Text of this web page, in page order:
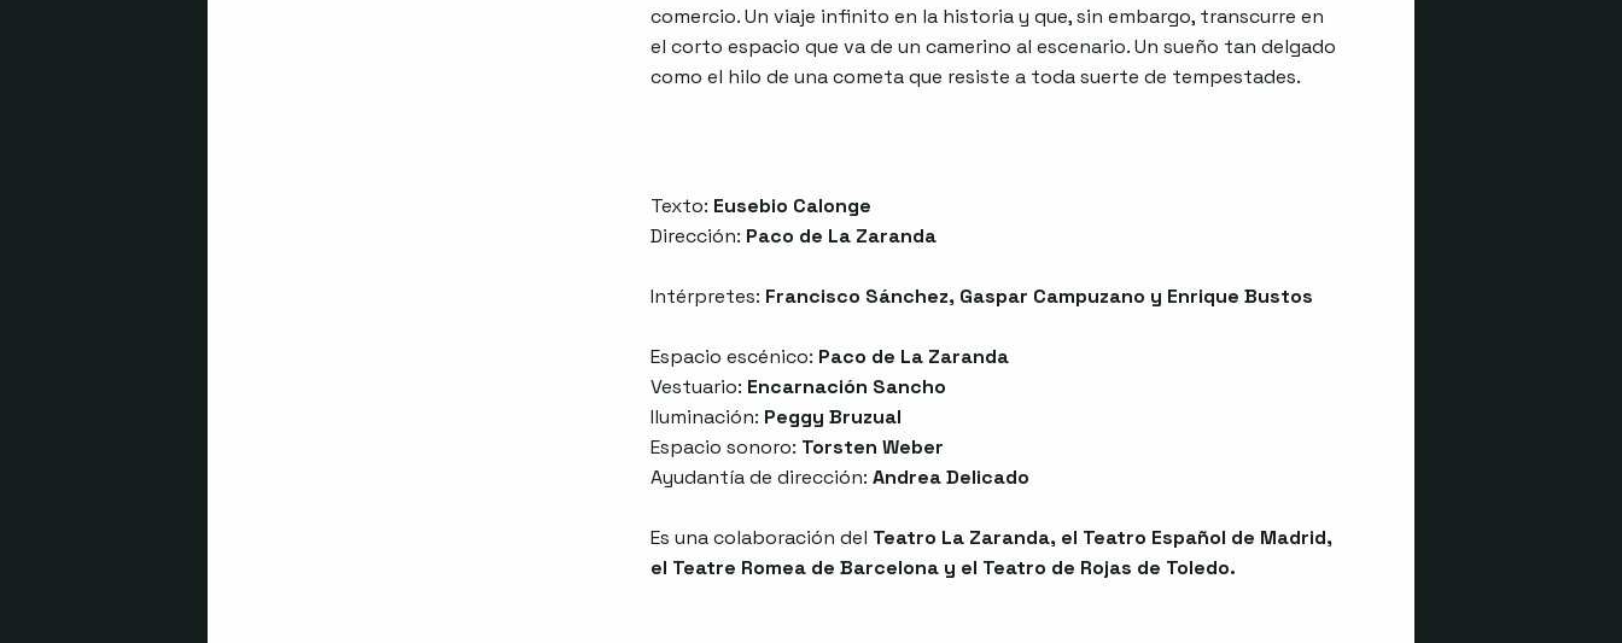
comercio. Un viaje infinito en la historia y que, sin embargo, transcurre en
el corto espacio que va de un camerino al escenario. Un sueño tan delgado
como el hilo de una cometa que resiste a toda suerte de tempestades.
Texto: Eusebio Calonge
Dirección: Paco de La Zaranda
Intérpretes: Francisco Sánchez, Gaspar Campuzano y Enrique Bustos
Espacio escénico: Paco de La Zaranda
Vestuario: Encarnación Sancho
Iluminación: Peggy Bruzual
Espacio sonoro: Torsten Weber
Ayudantía de dirección: Andrea Delicado
Es una colaboración del Teatro La Zaranda, el Teatro Español de Madrid,
el Teatre Romea de Barcelona y el Teatro de Rojas de Toledo.